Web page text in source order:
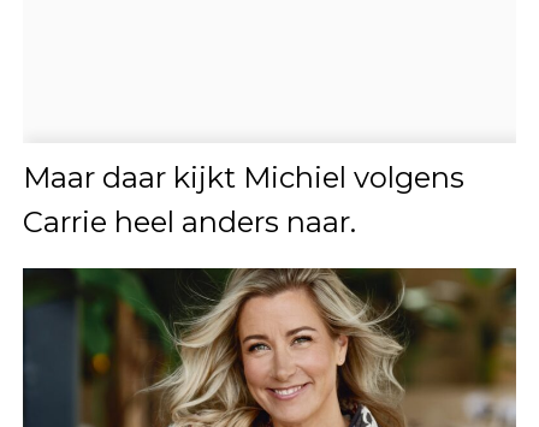
Maar daar kijkt Michiel volgens
Carrie heel anders naar.